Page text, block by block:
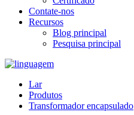
Contate-nos
Recursos
Blog principal
Pesquisa principal
Lar
Produtos
Transformador encapsulado